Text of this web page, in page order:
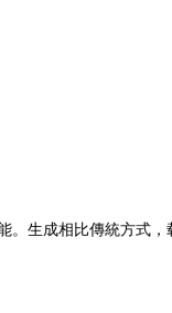
生成相比傳統方式